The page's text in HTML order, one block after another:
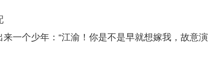
一个少年：“江渝！你是不是早就想嫁我，故意演